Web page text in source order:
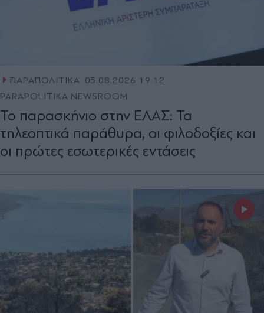
ΠΑΡΑΠΟΛΙΤΙΚΑ 05.08.2026 19:12
PARAPOLITIKA NEWSROOM
Το παρασκήνιο στην ΕΛΑΣ: Τα
τηλεοπτικά παράθυρα, οι φιλοδοξίες και
οι πρώτες εσωτερικές εντάσεις